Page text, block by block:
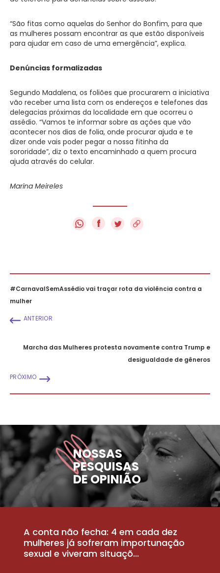
“São fitas como aquelas do Senhor do Bonfim, para que
as mulheres possam encontrar as que estão disponíveis
para ajudar em caso de uma emergência”, explica.
Denúncias formalizadas
Segundo Madalena, os foliões que procurarem a iniciativa
vão receber uma lista com os endereços e telefones das
delegacias próximas da localidade em que ocorreu o
assédio. “Vamos te informar sobre as ações que vão
acontecer nos dias de folia, onde procurar ajuda e te
dizer onde vais poder pegar a nossa fitinha da
sororidade”, diz o texto encaminhado a quem procura
ajuda através do celular.
Marina Meireles
f
#CarnavalSemAssédio vai traçar rota da violência contra a
mulher
ANTERIOR
Marcha das Mulheres protesta novamente contra Trump e
desigualdade de gêneros
PRÓXIMO
NOSSAS
PESQUISAS
DE OPINIÃO
A conta não fecha: 4 em cada dez
mulheres já sofreram importunação
sexual e viveram situaçõ...